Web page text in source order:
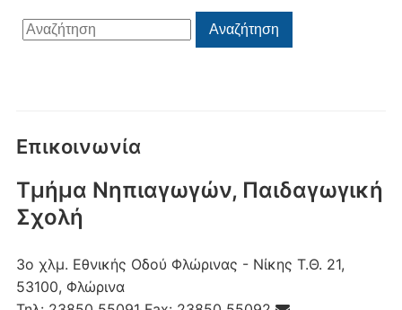
Αναζήτηση
για:
Αναζήτηση
Επικοινωνία
Τμήμα Νηπιαγωγών, Παιδαγωγική
Σχολή
3ο χλμ. Εθνικής Οδού Φλώρινας - Νίκης Τ.Θ. 21,
53100, Φλώρινα